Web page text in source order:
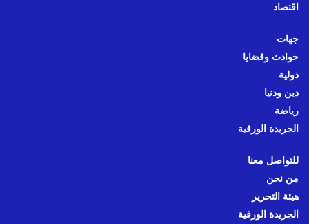
اقتصاد
جهات
حوادث وقضايا
دولية
دين ودنيا
رياضة
الجريدة الورقية
للتواصل معنا
من نحن
هيئة التحرير
الجريدة الورقية